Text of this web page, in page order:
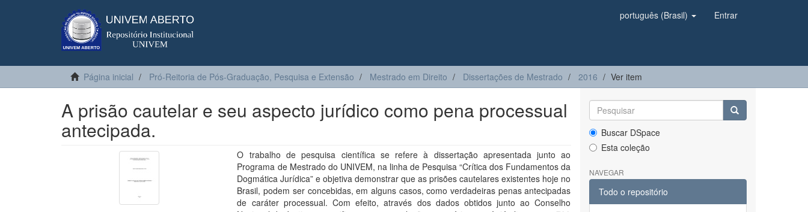
português (Brasil) Entrar
Página inicial Pró-Reitoria de Pós-Graduação, Pesquisa e Extensão Mestrado em Direito Dissertações de Mestrado 2016 Ver item
A prisão cautelar e seu aspecto jurídico como pena processual
antecipada.
O trabalho de pesquisa científica se refere à dissertação apresentada junto ao
Programa de Mestrado do UNIVEM, na linha de Pesquisa “Crítica dos Fundamentos da
Dogmática Jurídica” e objetiva demonstrar que as prisões cautelares existentes hoje no
Brasil, podem ser concebidas, em alguns casos, como verdadeiras penas antecipadas
de caráter processual. Com efeito, através dos dados obtidos junto ao Conselho
Buscar DSpace
Esta coleção
NAVEGAR
Todo o repositório